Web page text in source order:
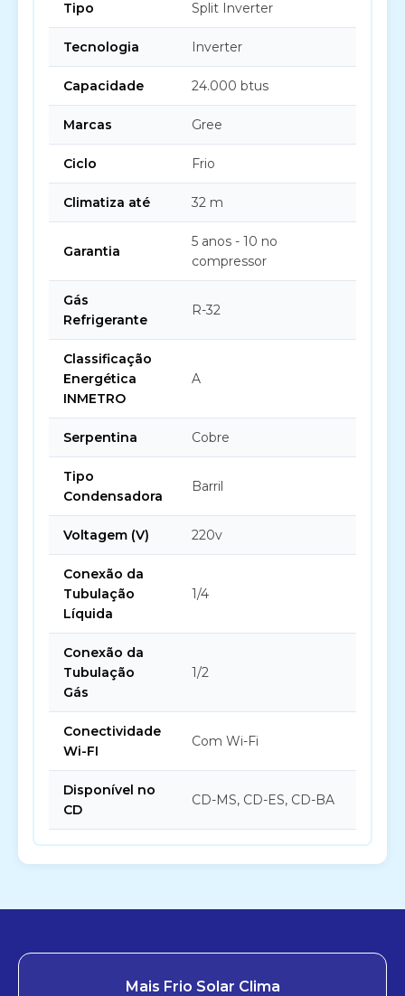
Tipo Split Inverter
Tecnologia Inverter
Capacidade 24.000 btus
Marcas Gree
Ciclo Frio
Climatiza até 32 m
Garantia
5 anos - 10 no
compressor
Gás
Refrigerante
R-32
Classificação
Energética
INMETRO
A
Serpentina Cobre
Tipo
Condensadora
Barril
Voltagem (V) 220v
Conexão da
Tubulação
Líquida
1/4
Conexão da
Tubulação
Gás
1/2
Conectividade
Wi-FI
Com Wi-Fi
Disponível no
CD
CD-MS, CD-ES, CD-BA
Mais Frio Solar Clima